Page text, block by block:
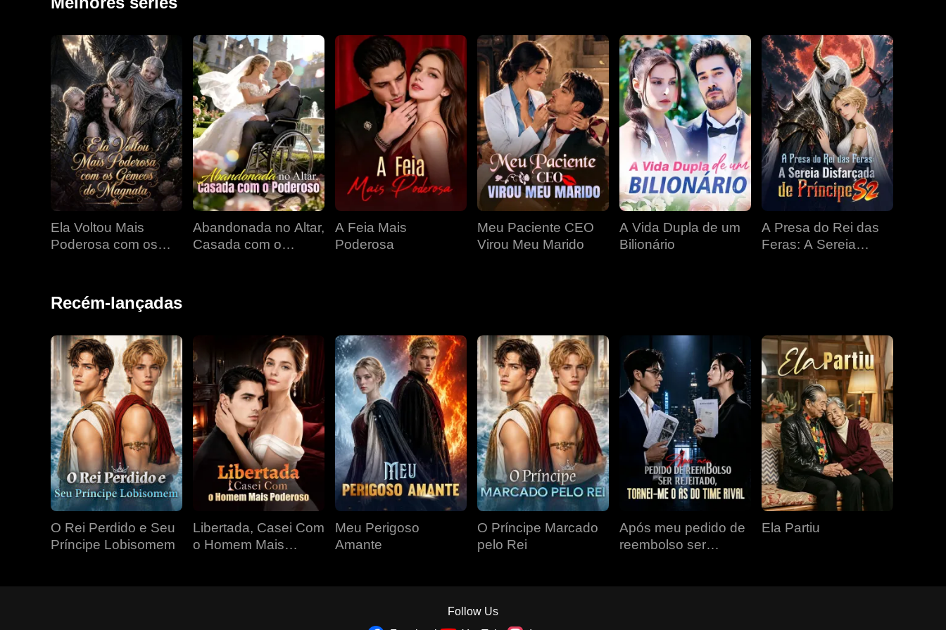
EP 34 EP 35 EP 36
EP 37 EP 38 EP 39
Ela Voltou Mais
Poderosa com os
Abandonada no Altar,
Casada com o
A Feia Mais
Poderosa
Meu Paciente CEO
Virou Meu Marido
A Vida Dupla de um
Bilionário
A Presa do Rei das
Feras: A Sereia
Recém-lançadas
O Rei Perdido e Seu
Príncipe Lobisomem
Libertada, Casei Com
o Homem Mais
Meu Perigoso
Amante
O Príncipe Marcado
pelo Rei
Após meu pedido de
reembolso ser
Ela Partiu
Follow Us